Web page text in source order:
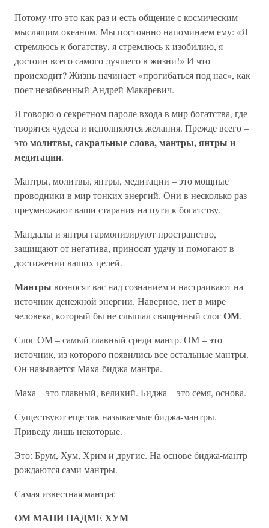
Потому что это как раз и есть общение с космическим
мыслящим океаном. Мы постоянно напоминаем ему: «Я
стремлюсь к богатству, я стремлюсь к изобилию, я
достоин всего самого лучшего в жизни!» И что
происходит? Жизнь начинает «прогибаться под нас», как
поет незабвенный Андрей Макаревич.
Я говорю о секретном пароле входа в мир богатства, где
творятся чудеса и исполняются желания. Прежде всего –
этомолитвы, сакральные слова, мантры, янтры и
медитации.
Мантры, молитвы, янтры, медитации – это мощные
проводники в мир тонких энергий. Они в несколько раз
преумножают ваши старания на пути к богатству.
Мандалы и янтры гармонизируют пространство,
защищают от негатива, приносят удачу и помогают в
достижении ваших целей.
Мантры возносят вас над сознанием и настраивают на
источник денежной энергии. Наверное, нет в мире
человека, который бы не слышал священный слогОМ.
Слог ОМ – самый главный среди мантр. ОМ – это
источник, из которого появились все остальные мантры.
Он называется Маха-биджа-мантра.
Маха – это главный, великий. Биджа – это семя, основа.
Существуют еще так называемые биджа-мантры.
Приведу лишь некоторые.
Это: Брум, Хум, Хрим и другие. На основе биджа-мантр
рождаются сами мантры.
Самая известная мантра:
ОМ МАНИ ПАДМЕ ХУМ